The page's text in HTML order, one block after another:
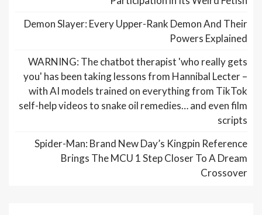
Demon Slayer: Every Upper-Rank Demon And Their
Powers Explained
WARNING: The chatbot therapist 'who really gets
you' has been taking lessons from Hannibal Lecter –
with AI models trained on everything from TikTok
self-help videos to snake oil remedies… and even film
scripts
Spider-Man: Brand New Day’s Kingpin Reference
Brings The MCU 1 Step Closer To A Dream
Crossover